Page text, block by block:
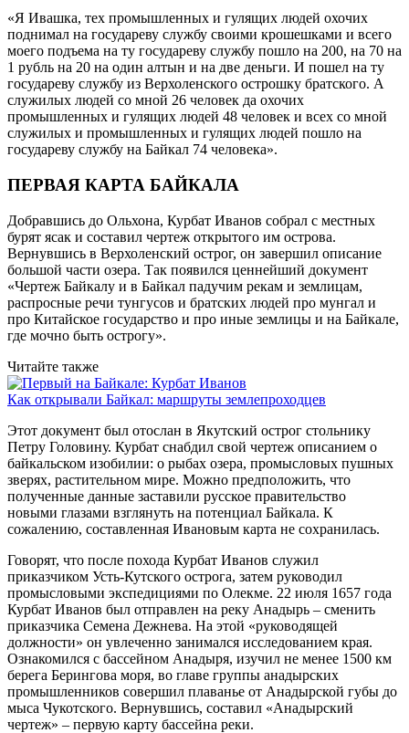
«Я Ивашка, тех промышленных и гулящих людей охочих
поднимал на государеву службу своими крошешками и всего
моего подъема на ту государеву службу пошло на 200, на 70 на
1 рубль на 20 на один алтын и на две деньги. И пошел на ту
государеву службу из Верхоленского острошку братского. А
служилых людей со мной 26 человек да охочих
промышленных и гулящих людей 48 человек и всех со мной
служилых и промышленных и гулящих людей пошло на
государеву службу на Байкал 74 человека».
ПЕРВАЯ КАРТА БАЙКАЛА
Добравшись до Ольхона, Курбат Иванов собрал с местных
бурят ясак и составил чертеж открытого им острова.
Вернувшись в Верхоленский острог, он завершил описание
большой части озера. Так появился ценнейший документ
«Чертеж Байкалу и в Байкал падучим рекам и землицам,
распросные речи тунгусов и братских людей про мунгал и
про Китайское государство и про иные землицы и на Байкале,
где мочно быть острогу».
Читайте также
Как открывали Байкал: маршруты землепроходцев
Этот документ был отослан в Якутский острог стольнику
Петру Головину. Курбат снабдил свой чертеж описанием о
байкальском изобилии: о рыбах озера, промысловых пушных
зверях, растительном мире. Можно предположить, что
полученные данные заставили русское правительство
новыми глазами взглянуть на потенциал Байкала. К
сожалению, составленная Ивановым карта не сохранилась.
Говорят, что после похода Курбат Иванов служил
приказчиком Усть-Кутского острога, затем руководил
промысловыми экспедициями по Олекме. 22 июля 1657 года
Курбат Иванов был отправлен на реку Анадырь – сменить
приказчика Семена Дежнева. На этой «руководящей
должности» он увлеченно занимался исследованием края.
Ознакомился с бассейном Анадыря, изучил не менее 1500 км
берега Берингова моря, во главе группы анадырских
промышленников совершил плаванье от Анадырской губы до
мыса Чукотского. Вернувшись, составил «Анадырский
чертеж» – первую карту бассейна реки.